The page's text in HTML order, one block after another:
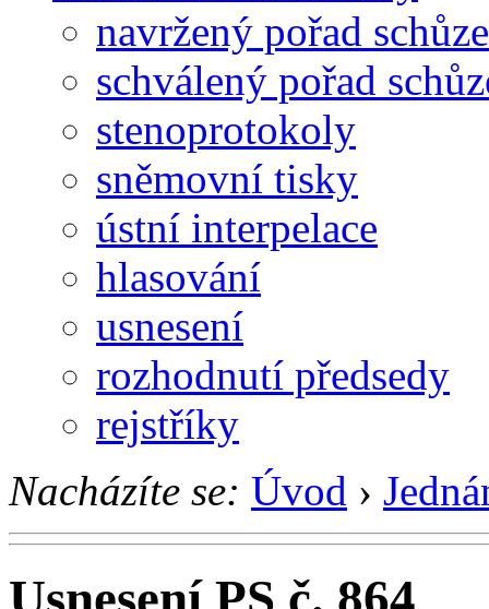
navržený pořad schůze
schválený pořad
stenoprotokoly
sněmovní tisky
ústní interpelace
hlasování
usnesení
rozhodnutí předsedy
rejstříky
Nacházíte se: Úvod ›